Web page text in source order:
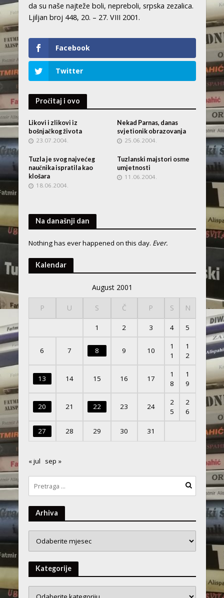
da su naše najteže boli, nepreboli, srpska zezalica.
Ljiljan broj 448, 20. – 27. VIII 2001.
Facebook
Twitter
Pročitaj i ovo
Likovi i zlikovi iz
bošnjačkog života
23.07.2004.
Nekad Parnas, danas
svjetionik obrazovanja
25.06.2004.
Tuzla je svog najvećeg
naučnika ispratila kao
klošara
18.06.2004.
Tuzlanski majstori osme
umjetnosti
11.06.2004.
Na današnji dan
Nothing has ever happened on this day. Ever.
Kalendar
August 2001
P U S Č P S N
1 2 3 4 5
6 7 8 9 10
1
1
1
2
13 14 15 16 17
1
8
1
9
20 21 22 23 24
2
5
2
6
27 28 29 30 31
« jul sep »
Arhiva
Kategorije